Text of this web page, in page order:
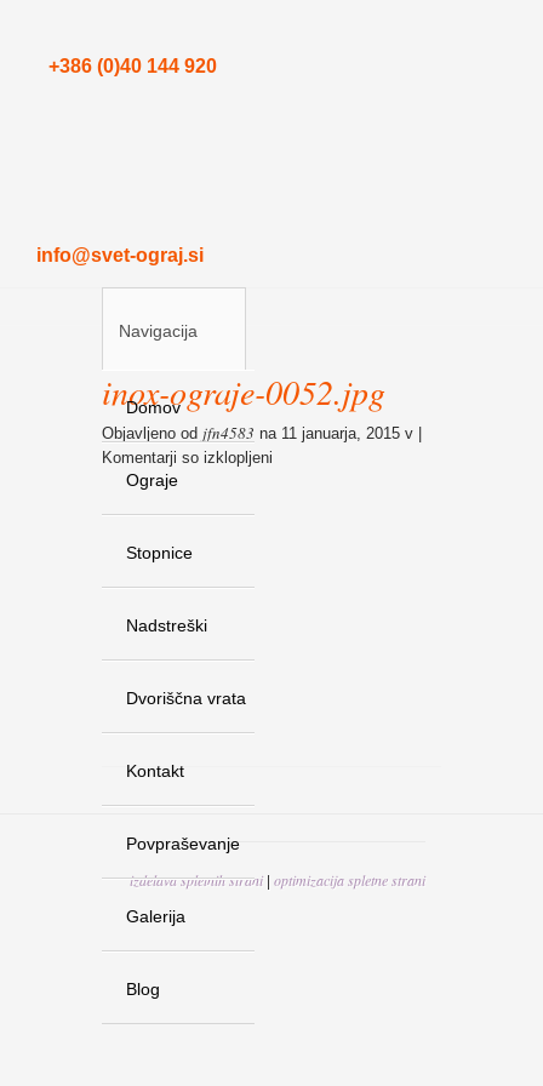
+386 (0)40 144 920
info@svet-ograj.si
Domov
Ograje
Stopnice
Nadstreški
Dvoriščna vrata
Kontakt
Povpraševanje
Galerija
Blog
Navigacija
inox-ograje-0052.jpg
Objavljeno od jfn4583 na 11 januarja, 2015 v |
Komentarji so izklopljeni
izdelava spletnih strani | optimizacija spletne strani